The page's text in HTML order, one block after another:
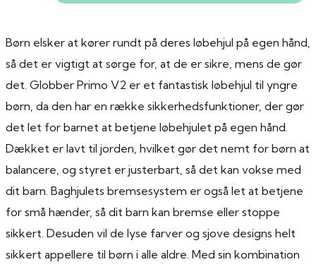
Børn elsker at kører rundt på deres løbehjul på egen hånd,
så det er vigtigt at sørge for, at de er sikre, mens de gør
det. Globber Primo V2 er et fantastisk løbehjul til yngre
børn, da den har en række sikkerhedsfunktioner, der gør
det let for barnet at betjene løbehjulet på egen hånd.
Dækket er lavt til jorden, hvilket gør det nemt for børn at
balancere, og styret er justerbart, så det kan vokse med
dit barn. Baghjulets bremsesystem er også let at betjene
for små hænder, så dit barn kan bremse eller stoppe
sikkert. Desuden vil de lyse farver og sjove designs helt
sikkert appellere til børn i alle aldre. Med sin kombination